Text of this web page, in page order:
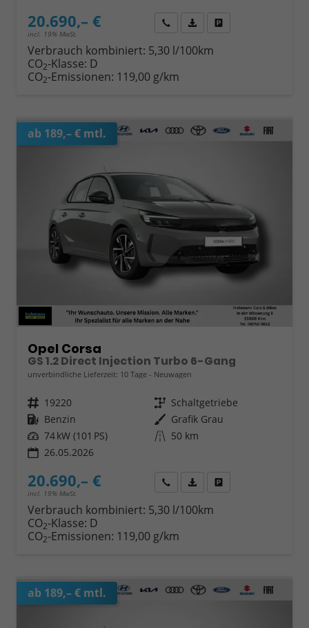
20.690,– €
incl. 19% MwSt.
Wir rufen Sie anFahrzeugexposé (PDF)
Verbrauch kombiniert: 5,30 l/100km
CO2-Klasse: D
CO2-Emissionen: 119,00 g/km
ab 189,– € mtl.
Opel Corsa
GS 1.2 Direct Injection Turbo 6-Gang
unverbindliche Lieferzeit: 10 Tage Neuwagen
Fahrzeugnr. 19220 Getriebe Schaltgetriebe
Kraftstoff Benzin Außenfarbe Grafik Grau
Leistung 74 kW (101 PS) Kilometerstand 50 km
26.05.2026
20.690,– €
incl. 19% MwSt.
Wir rufen Sie anFahrzeugexposé (PDF)
Verbrauch kombiniert: 5,30 l/100km
CO2-Klasse: D
CO2-Emissionen: 119,00 g/km
ab 189,– € mtl.